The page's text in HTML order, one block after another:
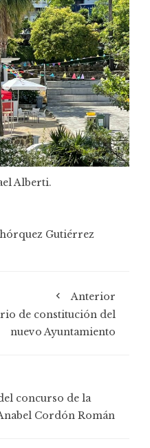
Alberti.
Gutiérrez
Anterior
de constitución del
nuevo Ayuntamiento
concurso de la
Cordón Román